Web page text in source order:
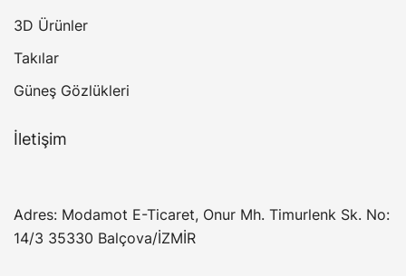
3D Ürünler
Takılar
Güneş Gözlükleri
İletişim
Adres: Modamot E-Ticaret, Onur Mh. Timurlenk Sk. No:
14/3 35330 Balçova/İZMİR